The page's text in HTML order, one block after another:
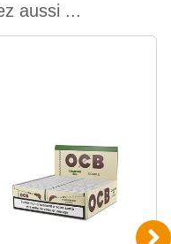
aussi ...